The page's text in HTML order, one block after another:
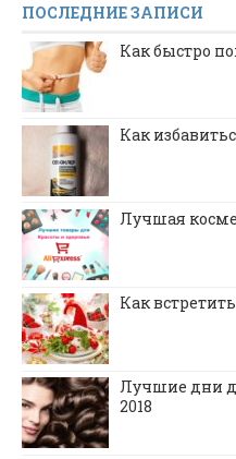
ПОСЛЕДНИЕ ЗАПИСИ
Как быстро
Как
Лучшая
Как
Лучшие дни
2018